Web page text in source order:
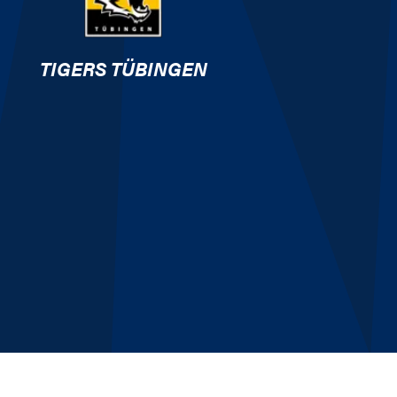
TIGERS TÜBINGEN